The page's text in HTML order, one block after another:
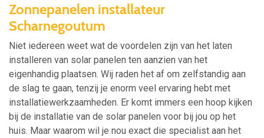
Zonnepanelen installateur
Scharnegoutum
Niet iedereen weet wat de voordelen zijn van het laten
installeren van solar panelen ten aanzien van het
eigenhandig plaatsen. Wij raden het af om zelfstandig aan
de slag te gaan, tenzij je enorm veel ervaring hebt met
installatiewerkzaamheden. Er komt immers een hoop kijken
bij de installatie van de solar panelen voor bij jou op het
huis. Maar waarom wil je nou exact die specialist aan het